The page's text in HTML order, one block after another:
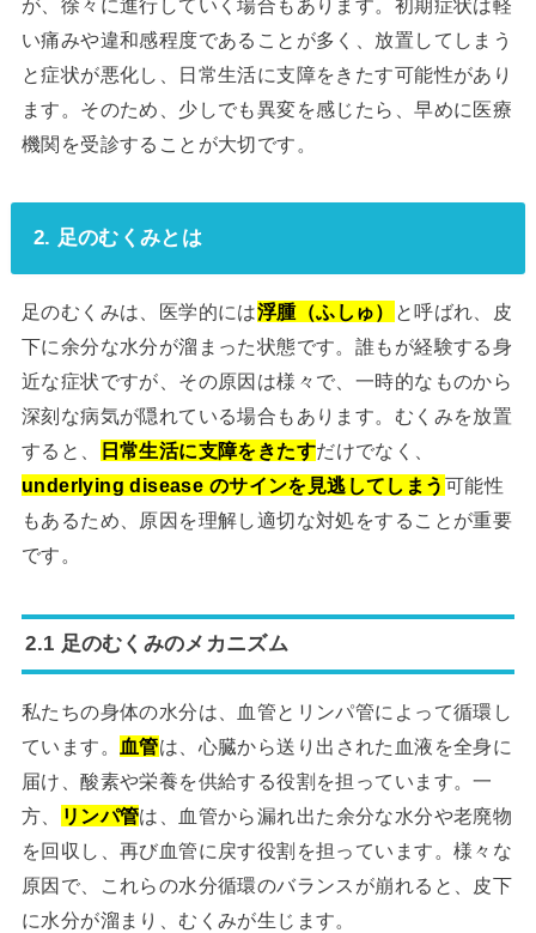
い痛みや違和感程度であることが多く、放置してしまう
と症状が悪化し、日常生活に支障をきたす可能性があり
ます。そのため、少しでも異変を感じたら、早めに医療
機関を受診することが大切です。
2. 足のむくみとは
足のむくみは、医学的には浮腫（ふしゅ）
と呼ばれ、皮
下に余分な水分が溜まった状態です。誰もが経験する身
近な症状ですが、その原因は様々で、一時的なものから
深刻な病気が隠れている場合もあります。むくみを放置
すると、
日常生活に支障をきたすだけでなく、
underlying disease のサインを見逃してしまう 可能性
もあるため、原因を理解し適切な対処をすることが重要
です。
2.1 足のむくみのメカニズム
私たちの身体の水分は、血管とリンパ管によって循環し
ています。
血管は、心臓から送り出された血液を全身に
届け、酸素や栄養を供給する役割を担っています。一
方、
リンパ管は、血管から漏れ出た余分な水分や老廃物
を回収し、再び血管に戻す役割を担っています。様々な
原因で、これらの水分循環のバランスが崩れると、皮下
に水分が溜まり、むくみが生じます。